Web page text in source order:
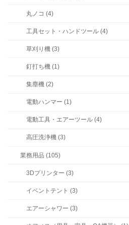
丸ノコ (4)
工具セット・ハンドツール (4)
草刈り機 (3)
釘打ち機 (1)
集塵機 (2)
電動ハンマー (1)
電動工具・エアーツール (4)
高圧洗浄機 (3)
業務用品 (105)
3Dプリンター (3)
イベントテント (3)
エアーシャワー (3)